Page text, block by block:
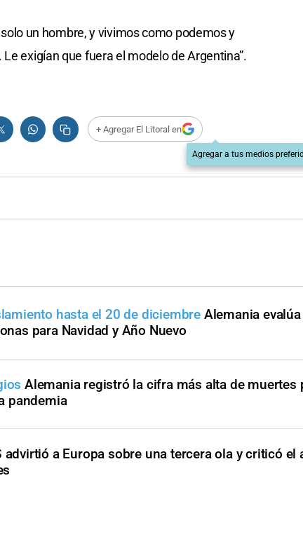
un hombre, y vivimos como podemos y
exigían que fuera el modelo de Argentina”.
+ Agregar El Litoral en
Agregar a tus medios
hasta el 20 de diciembre Alemania
para Navidad y Año Nuevo
Alemania registró la cifra más alta de muertes
pandemia
advirtió a Europa sobre una tercera ola y criticó el